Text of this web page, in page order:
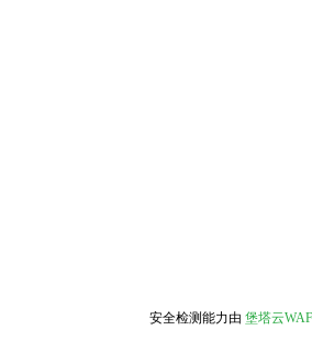
安全检测能力由 堡塔云WAF